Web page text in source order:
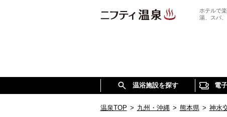
ホテルで
湯、スパ
温浴施設を探す 電
温泉TOP > 九州・沖縄 > 熊本県 > 神水